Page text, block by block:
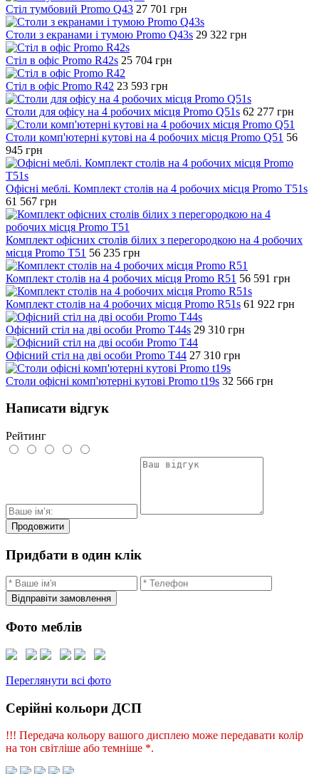
Стіл тумбовий Promo Q43 27 701 грн
Столи з екранами і тумою Promo Q43s 29 322 грн
Стіл в офіс Promo R42s 25 704 грн
Стіл в офіс Promo R42 23 593 грн
Столи для офісу на 4 робочих місця Promo Q51s 62 277 грн
Столи комп'ютерні кутові на 4 робочих місця Promo Q51 56
945 грн
Офісні меблі. Комплект столів на 4 робочих місця Promo T51s
61 567 грн
Комплект офісних столів білих з перегородкою на 4 робочих
місця Promo T51 56 235 грн
Комплект столів на 4 робочих місця Promo R51 56 591 грн
Комплект столів на 4 робочих місця Promo R51s 61 922 грн
Офісний стіл на дві особи Promo T44s 29 310 грн
Офісний стіл на дві особи Promo T44 27 310 грн
Столи офісні комп'ютерні кутові Promo t19s 32 566 грн
Написати відгук
Рейтинг
Продовжити
Придбати в один клік
Відправіти замовлення
Фото меблів
Переглянути всі фото
Серійні кольори ДСП
!!! Передача кольору вашого дисплею може передавати колір
на тон світліше або темніше *.